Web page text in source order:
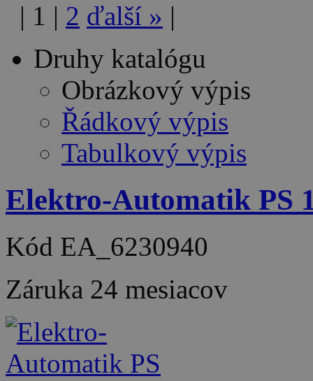
| 1 | 2 ďalší » |
Druhy katalógu
Obrázkový výpis
Řádkový výpis
Tabulkový výpis
Elektro-Automatik PS
Kód EA_6230940
Záruka 24 mesiacov